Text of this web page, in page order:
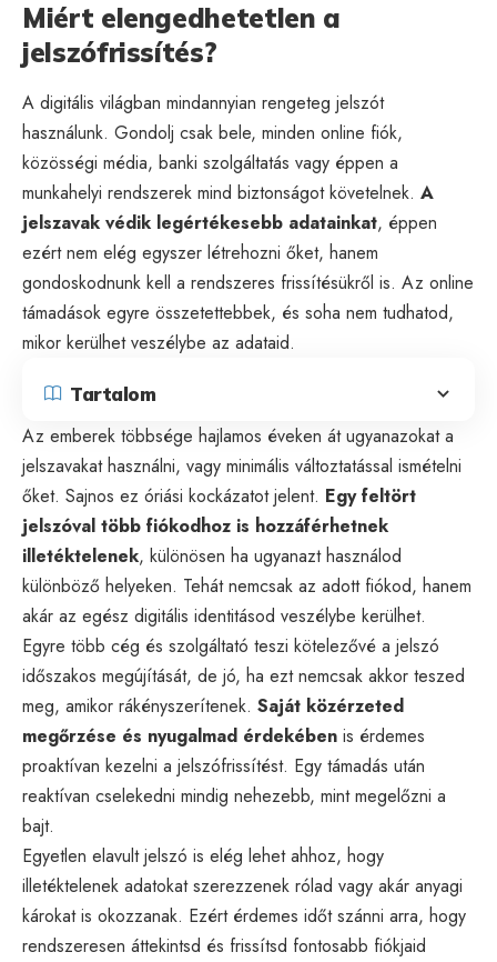
Miért elengedhetetlen a
jelszófrissítés?
A digitális világban mindannyian rengeteg jelszót
használunk. Gondolj csak bele, minden online fiók,
közösségi média, banki szolgáltatás vagy éppen a
munkahelyi rendszerek mind biztonságot követelnek. A
jelszavak védik legértékesebb adatainkat, éppen
ezért nem elég egyszer létrehozni őket, hanem
gondoskodnunk kell a rendszeres frissítésükről is. Az online
támadások egyre összetettebbek, és soha nem tudhatod,
mikor kerülhet veszélybe az adataid.
Tartalom
Az emberek többsége hajlamos éveken át ugyanazokat a
jelszavakat használni, vagy minimális változtatással ismételni
őket. Sajnos ez óriási kockázatot jelent. Egy feltört
jelszóval több fiókodhoz is hozzáférhetnek
illetéktelenek, különösen ha ugyanazt használod
különböző helyeken. Tehát nemcsak az adott fiókod, hanem
akár az egész digitális identitásod veszélybe kerülhet.
Egyre több cég és szolgáltató teszi kötelezővé a jelszó
időszakos megújítását, de jó, ha ezt nemcsak akkor teszed
meg, amikor rákényszerítenek. Saját közérzeted
megőrzése és nyugalmad érdekében is érdemes
proaktívan kezelni a jelszófrissítést. Egy támadás után
reaktívan cselekedni mindig nehezebb, mint megelőzni a
bajt.
Egyetlen elavult jelszó is elég lehet ahhoz, hogy
illetéktelenek adatokat szerezzenek rólad vagy akár anyagi
károkat is okozzanak. Ezért érdemes időt szánni arra, hogy
rendszeresen áttekintsd és frissítsd fontosabb fiókjaid